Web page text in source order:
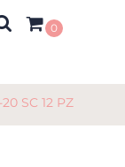
0
SC 12 PZ